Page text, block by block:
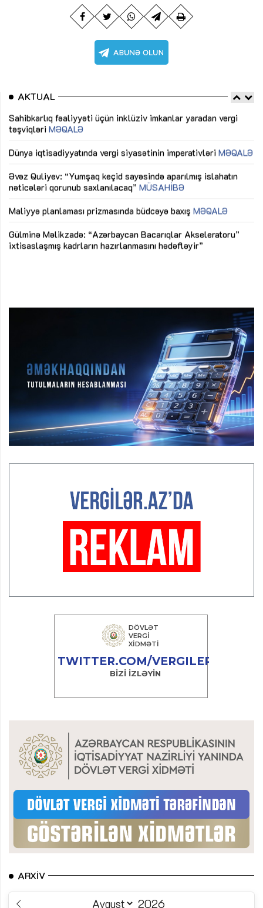
AKTUAL
Sahibkarlıq fəaliyyəti üçün inklüziv imkanlar yaradan vergi
təşviqləri MƏQALƏ
Dünya iqtisadiyyatında vergi siyasətinin imperativləri MƏQALƏ
Əvəz Quliyev: “Yumşaq keçid sayəsində aparılmış islahatın
nəticələri qorunub saxlanılacaq” MÜSAHİBƏ
Maliyyə planlaması prizmasında büdcəyə baxış MƏQALƏ
Gülminə Məlikzadə: “Azərbaycan Bacarıqlar Akseleratoru”
ixtisaslaşmış kadrların hazırlanmasını hədəfləyir”
ARXIV